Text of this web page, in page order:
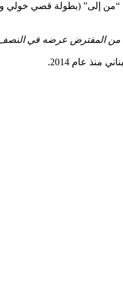
“من إلى” (بطولة قصي
عام 2014.